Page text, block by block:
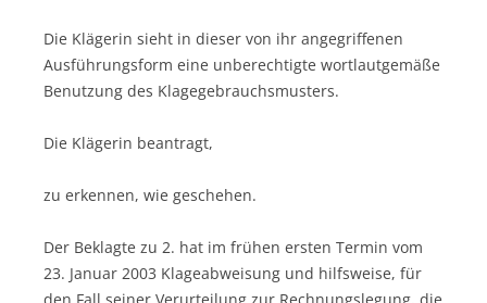
Die Klägerin sieht in dieser von ihr angegriffenen
Ausführungsform eine unberechtigte wortlautgemäße
Benutzung des Klagegebrauchsmusters.
Die Klägerin beantragt,
zu erkennen, wie geschehen.
Der Beklagte zu 2. hat im frühen ersten Termin vom
23. Januar 2003 Klageabweisung und hilfsweise, für
den Fall seiner Verurteilung zur Rechnungslegung, die